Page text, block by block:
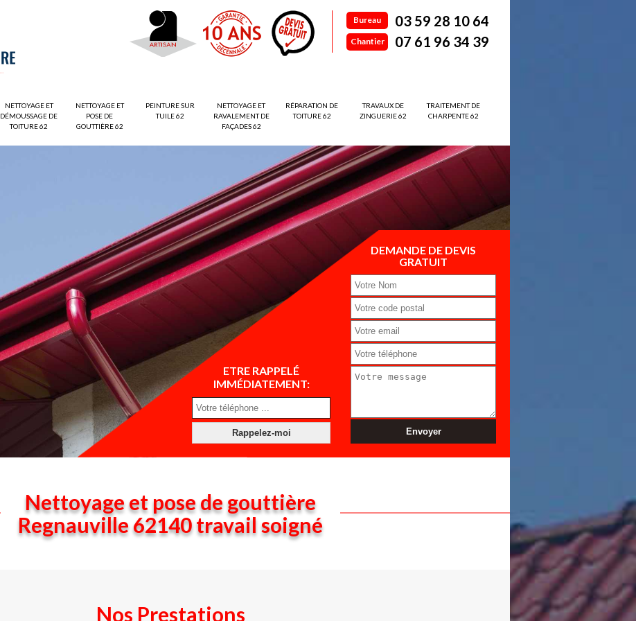
Bureau 03 59 28 10 64
Chantier 07 61 96 34 39
NETTOYAGE ET
DÉMOUSSAGE DE
TOITURE 62
NETTOYAGE ET
POSE DE
GOUTTIÈRE 62
PEINTURE SUR
TUILE 62
NETTOYAGE ET
RAVALEMENT DE
FAÇADES 62
RÉPARATION DE
TOITURE 62
TRAVAUX DE
ZINGUERIE 62
TRAITEMENT DE
CHARPENTE 62
ETRE RAPPELÉ
IMMÉDIATEMENT:
DEMANDE DE DEVIS
GRATUIT
Nettoyage et pose de gouttière
Regnauville 62140 travail soigné
Nos Prestations